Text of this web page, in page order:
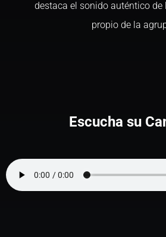
destaca el sonido auténtico
propio de la
Escucha su